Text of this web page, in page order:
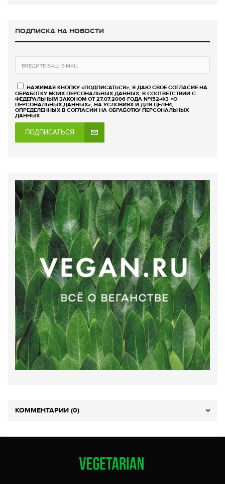
ПОДПИСКА НА НОВОСТИ
НАЖИМАЯ КНОПКУ «ПОДПИСАТЬСЯ», Я ДАЮ СВОЕ СОГЛАСИЕ НА
ОБРАБОТКУ МОИХ ПЕРСОНАЛЬНЫХ ДАННЫХ, В СООТВЕТСТВИИ С
ФЕДЕРАЛЬНЫМ ЗАКОНОМ ОТ 27.07.2006 ГОДА №152-ФЗ «О
ПЕРСОНАЛЬНЫХ ДАННЫХ», НА УСЛОВИЯХ И ДЛЯ ЦЕЛЕЙ,
ОПРЕДЕЛЕННЫХ В СОГЛАСИИ НА ОБРАБОТКУ ПЕРСОНАЛЬНЫХ
ДАННЫХ
ПОДПИСАТЬСЯ
КОММЕНТАРИИ (0)